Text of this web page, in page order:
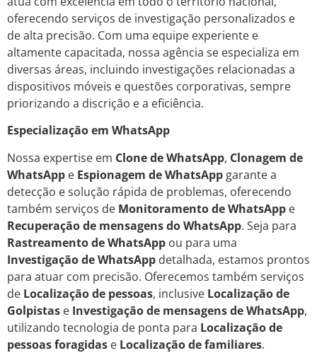
oferecendo serviços de investigação personalizados e
de alta precisão. Com uma equipe experiente e
altamente capacitada, nossa agência se especializa em
diversas áreas, incluindo investigações relacionadas a
dispositivos móveis e questões corporativas, sempre
priorizando a discrição e a eficiência.
Especialização em WhatsApp
Nossa expertise em Clone de WhatsApp, Clonagem de
WhatsApp e Espionagem de WhatsApp garante a
detecção e solução rápida de problemas, oferecendo
também serviços de Monitoramento de WhatsApp e
Recuperação de mensagens do WhatsApp. Seja para
Rastreamento de WhatsApp ou para uma
Investigação de WhatsApp detalhada, estamos prontos
para atuar com precisão. Oferecemos também serviços
de Localização de pessoas, inclusive Localização de
Golpistas e Investigação de mensagens de WhatsApp,
utilizando tecnologia de ponta para Localização de
pessoas foragidas e Localização de familiares.